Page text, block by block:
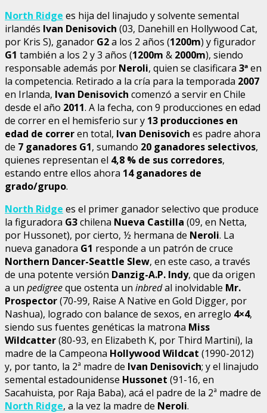
North Ridge es hija del linajudo y solvente semental
irlandés Ivan Denisovich (03, Danehill en Hollywood Cat,
por Kris S), ganador G2a los 2 años (1200m) y figurador
G1 también a los 2 y 3 años (1200m & 2000m), siendo
responsable además por Neroli, quien se clasificara 3ªen
la competencia. Retirado a la cría para la temporada 2007
en Irlanda, Ivan Denisovich comenzó a servir en Chile
desde el año 2011. A la fecha, con 9 producciones en edad
de correr en el hemisferio sur y 13 producciones en
edad de correren total, Ivan Denisovich es padre ahora
de 7 ganadores G1, sumando 20 ganadores selectivos,
quienes representan el 4,8 % de sus corredores,
estando entre ellos ahora 14 ganadores de
grado/grupo.
North Ridge es el primer ganador selectivo que produce
la figuradora G3chilena Nueva Castilla (09, en Netta,
por Hussonet), por cierto, ½ hermana de Neroli. La
nueva ganadora G1 responde a un patrón de cruce
Northern Dancer-Seattle Slew, en este caso, a través
de una potente versión Danzig-A.P. Indy, que da origen
a un pedigreeque ostenta un inbredal inolvidable Mr.
Prospector(70-99, Raise A Native en Gold Digger, por
Nashua), logrado con balance de sexos, en arreglo 4×4,
siendo sus fuentes genéticas la matrona Miss
Wildcatter(80-93, en Elizabeth K, por Third Martini), la
madre de la Campeona Hollywood Wildcat (1990-2012)
y, por tanto, la 2ª madre de Ivan Denisovich; y el linajudo
semental estadounidense Hussonet (91-16, en
Sacahuista, por Raja Baba), acá el padre de la 2ª madre de
North Ridge, a la vez la madre de Neroli.